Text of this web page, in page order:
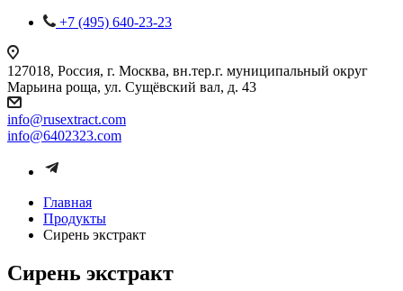
+7 (495) 640-23-23
127018, Россия, г. Москва, вн.тер.г. муниципальный округ
Марьина роща, ул. Сущёвский вал, д. 43
info@rusextract.com
info@6402323.com
Главная
Продукты
Сирень экстракт
Сирень экстракт